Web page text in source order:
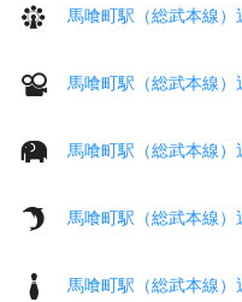
馬喰町駅（総武本線）
馬喰町駅（総武本線）
馬喰町駅（総武本線）
馬喰町駅（総武本線）
馬喰町駅（総武本線